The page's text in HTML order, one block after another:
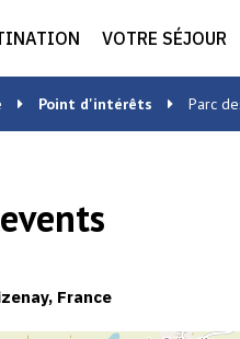
VOTRE SÉJOUR
Point d'intérêts Parc
France